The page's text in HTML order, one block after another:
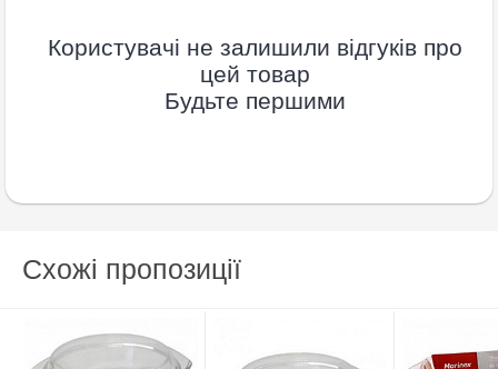
Користувачі не залишили відгуків про
цей товар
Будьте першими
Схожі пропозиції